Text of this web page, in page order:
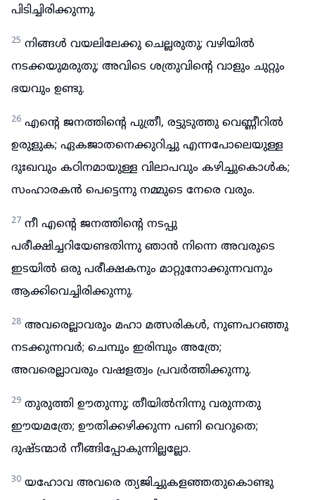
പിടിച്ചിരിക്കുന്നു.
25 നിങ്ങൾ വയലിലേക്കു ചെല്ലരുതു; വഴിയിൽ
നടക്കയുമരുതു; അവിടെ ശത്രുവിന്റെ വാളും ചുറ്റും
ഭയവും ഉണ്ടു.
26 എന്റെ ജനത്തിന്റെ പുത്രീ, രട്ടുടുത്തു വെണ്ണീറിൽ
ഉരുളുക; ഏകജാതനെക്കുറിച്ചു എന്നപോലെയുള്ള
ദുഃഖവും കഠിനമായുള്ള വിലാപവും കഴിച്ചുകൊൾക;
സംഹാരകൻ പെട്ടെന്നു നമ്മുടെ നേരെ വരും.
27 നീ എന്റെ ജനത്തിന്റെ നടപ്പു
പരീക്ഷിച്ചറിയേണ്ടതിന്നു ഞാൻ നിന്നെ അവരുടെ
ഇടയിൽ ഒരു പരീക്ഷകനും മാറ്റുനോക്കുന്നവനും
ആക്കിവെച്ചിരിക്കുന്നു.
28 അവരെല്ലാവരും മഹാ മത്സരികൾ, നുണപറഞ്ഞു
നടക്കുന്നവർ; ചെമ്പും ഇരിമ്പും അത്രേ;
അവരെല്ലാവരും വഷളത്വം പ്രവർത്തിക്കുന്നു.
29 തുരുത്തി ഊതുന്നു; തീയിൽനിന്നു വരുന്നതു
ഈയമത്രേ; ഊതിക്കഴിക്കുന്ന പണി വെറുതെ;
ദുഷ്ടന്മാർ നീങ്ങിപ്പോകുന്നില്ലല്ലോ.
30 യഹോവ അവരെ ത്യജിച്ചുകളഞ്ഞതുകൊണ്ടു